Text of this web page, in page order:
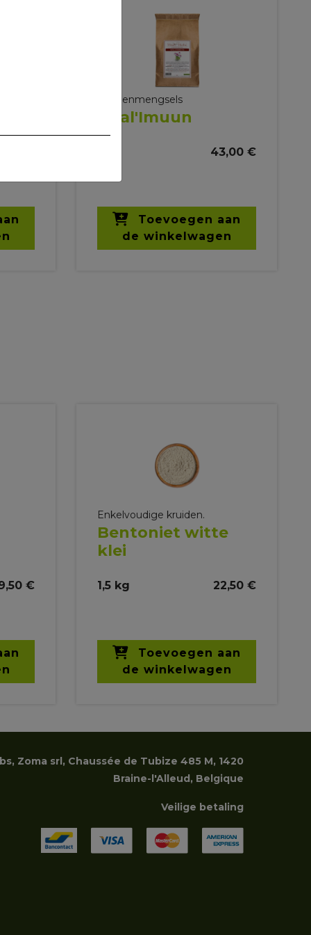
Kruidenmengsels
Vital'Imuun
43,00 €
Toevoegen aan
de winkelwagen
€
Enkelvoudige kruiden.
Bentoniet witte
klei
1,5 kg 22,50 €
Toevoegen aan
de winkelwagen
Zoma srl, Chaussée de Tubize 485 M, 1420
Braine-l'Alleud, Belgique
Veilige betaling